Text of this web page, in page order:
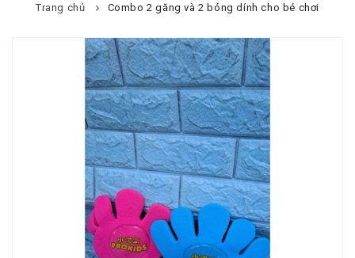
Trang chủ Combo 2 găng và 2 bóng dính cho bé chơi